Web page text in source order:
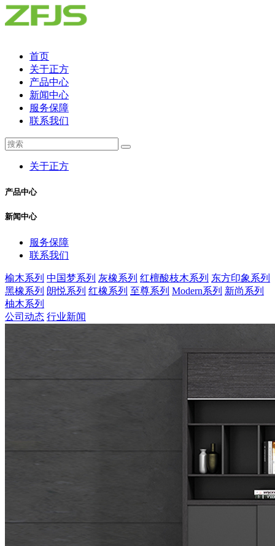
首页
关于正方
产品中心
新闻中心
服务保障
联系我们
关于正方
产品中心
新闻中心
服务保障
联系我们
榆木系列 中国梦系列 灰橡系列 红檀酸枝木系列 东方印象系列
黑橡系列 朗悦系列 红橡系列 至尊系列 Modern系列 新尚系列
柚木系列
公司动态 行业新闻